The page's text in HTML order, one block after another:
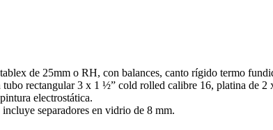
de 25mm o RH, con balances, canto rígido termo
tubo rectangular 3 x 1 ½” cold rolled calibre 16, platina de
electrostática.
separadores en vidrio de 8 mm.